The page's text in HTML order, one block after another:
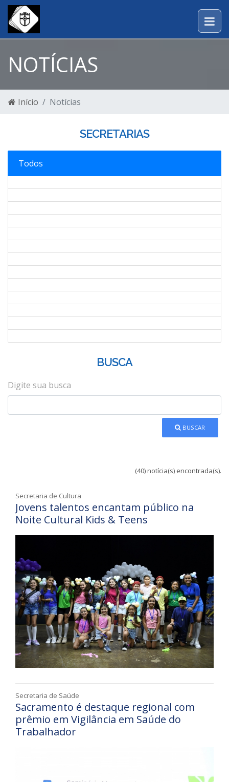
NOTÍCIAS
Início Notícias
SECRETARIAS
Todos
BUSCA
Digite sua busca
BUSCAR
(40) notícia(s) encontrada(s).
Secretaria de Cultura
Jovens talentos encantam público na
Noite Cultural Kids & Teens
Secretaria de Saúde
Sacramento é destaque regional com
prêmio em Vigilância em Saúde do
Trabalhador